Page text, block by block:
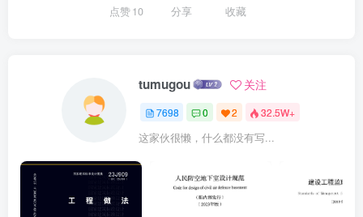
点赞10 分享 收藏
tumugou 关注
7698 0 2 32.5W+
这家伙很懒，什么都没有写...